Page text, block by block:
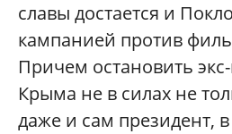
славы достается и
кампанией против
Причем остановить
Крыма не в силах не
даже и сам президент,